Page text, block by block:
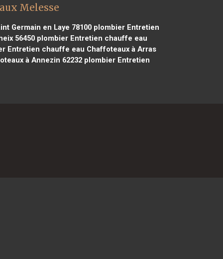
Melesse
Germain en Laye 78100 plombier Entretien
56450plombier Entretien chauffe eau
Entretien chauffe eau Chaffoteaux à Arras
à Annezin 62232 plombier Entretien